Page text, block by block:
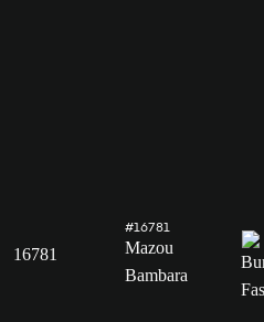
16781
#16781
Mazou
Bambara